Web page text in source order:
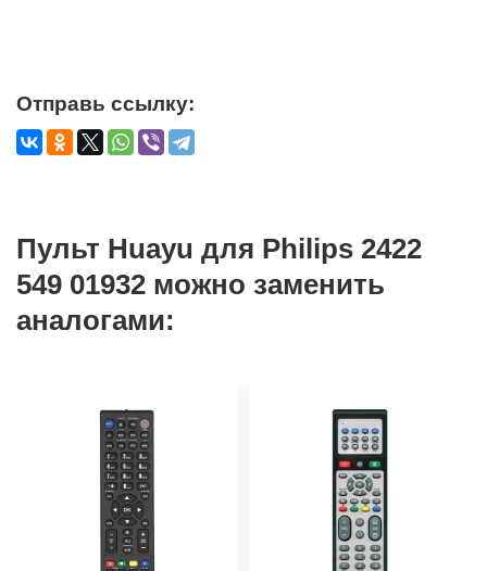
Отправь ссылку:
Пульт Huayu для Philips 2422
549 01932 можно заменить
аналогами: